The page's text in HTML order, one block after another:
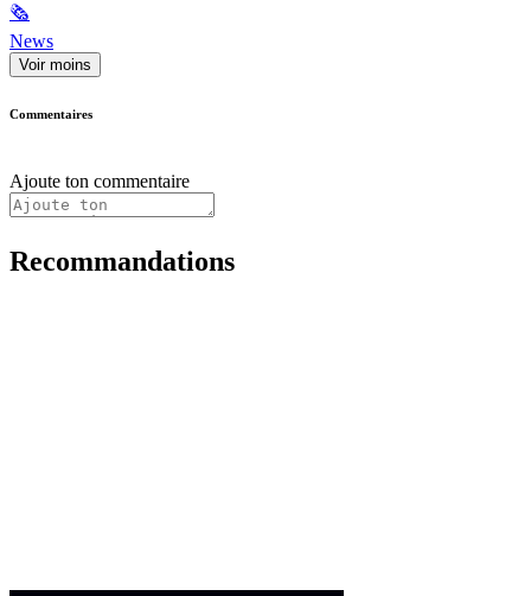
🗞
News
Voir moins
Commentaires
Ajoute ton commentaire
Recommandations